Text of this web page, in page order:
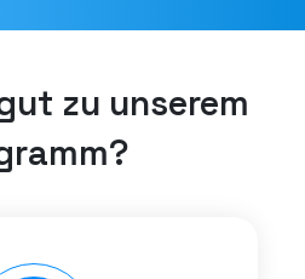
zu unserem